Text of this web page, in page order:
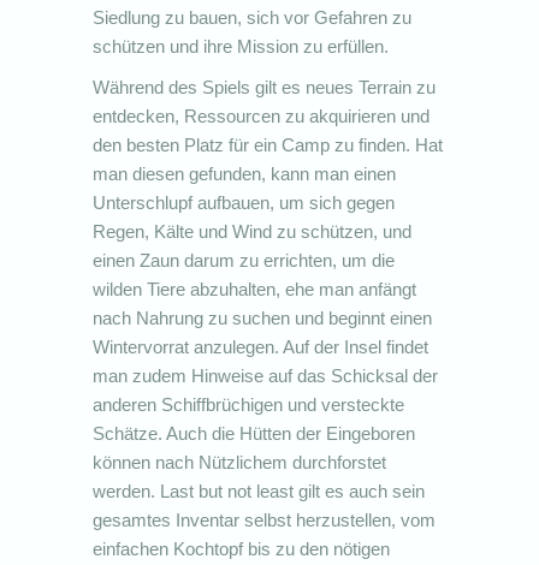
Siedlung zu bauen, sich vor Gefahren zu
schützen und ihre Mission zu erfüllen.
Während des Spiels gilt es neues Terrain zu
entdecken, Ressourcen zu akquirieren und
den besten Platz für ein Camp zu finden. Hat
man diesen gefunden, kann man einen
Unterschlupf aufbauen, um sich gegen
Regen, Kälte und Wind zu schützen, und
einen Zaun darum zu errichten, um die
wilden Tiere abzuhalten, ehe man anfängt
nach Nahrung zu suchen und beginnt einen
Wintervorrat anzulegen. Auf der Insel findet
man zudem Hinweise auf das Schicksal der
anderen Schiffbrüchigen und versteckte
Schätze. Auch die Hütten der Eingeboren
können nach Nützlichem durchforstet
werden. Last but not least gilt es auch sein
gesamtes Inventar selbst herzustellen, vom
einfachen Kochtopf bis zu den nötigen